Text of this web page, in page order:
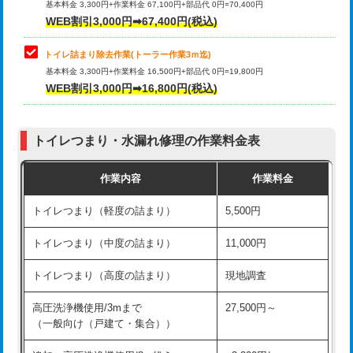
基本料金 3,300円+作業料金 67,100円+部品代 0円=70,400円
WEB割引3,000円➡67,400円(税込)
トイレ詰まり除去作業(トーラー作業3ｍ迄)
基本料金 3,300円+作業料金 16,500円+部品代 0円=19,800円
WEB割引3,000円➡16,800円(税込)
トイレつまり・水漏れ修理の作業料金表
作業内容 作業料金
トイレつまり（軽度の詰まり） 5,500円
トイレつまり（中度の詰まり） 11,000円
トイレつまり（高度の詰まり） 現地調査
高圧洗浄機使用/3mまで
（一般向け（戸建て・集合））
27,500円～